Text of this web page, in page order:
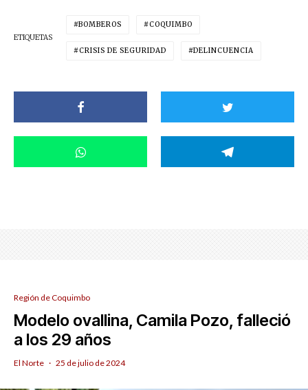
ETIQUETAS
BOMBEROS COQUIMBO
CRISIS DE SEGURIDAD DELINCUENCIA
Región de Coquimbo
Modelo ovallina, Camila Pozo, falleció
a los 29 años
El Norte · 25 de julio de 2024